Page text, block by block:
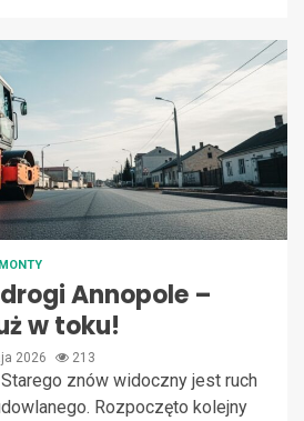
Annopole –
w toku!
2026 213
znów widoczny jest ruch
Rozpoczęto kolejny